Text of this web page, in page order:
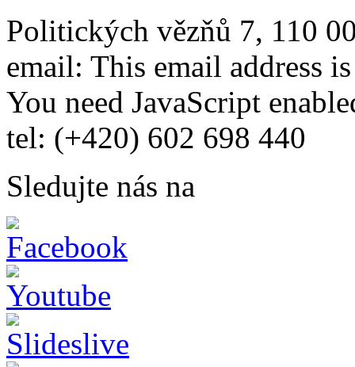
Politických vězňů 7, 110
email: This email address
You need JavaScript
tel: (+420) 602 698 440
Sledujte nás na